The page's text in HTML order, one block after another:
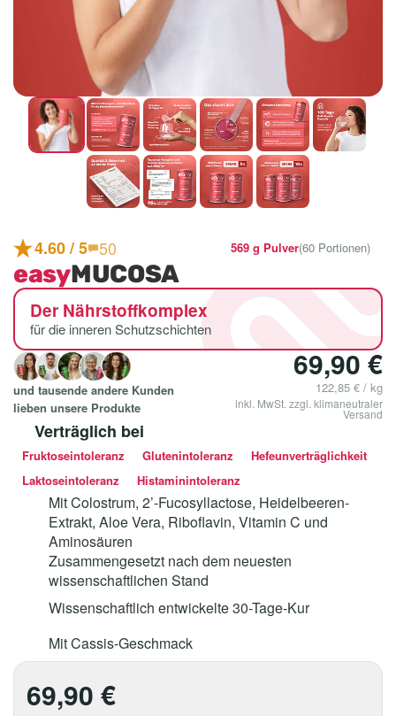
4.60 / 5 50 569 g Pulver(60 Portionen)
easyMUCOSA
Der Nährstoffkomplex
für die inneren Schutzschichten
und tausende andere Kunden
lieben unsere Produkte
69,90€
122,85 € / kg
inkl. MwSt. zzgl. klimaneutraler
Versand
Verträglich bei
Fruktoseintoleranz Glutenintoleranz
Hefeunverträglichkeit
Laktoseintoleranz
Histaminintoleranz
Mit Colostrum, 2’-Fucosyllactose, Heidelbeeren-
Extrakt, Aloe Vera, Riboflavin, Vitamin C und
Aminosäuren
Zusammengesetzt nach dem neuesten
wissenschaftlichen Stand
Wissenschaftlich entwickelte 30-Tage-Kur
Mit Cassis-Geschmack
69,90 €